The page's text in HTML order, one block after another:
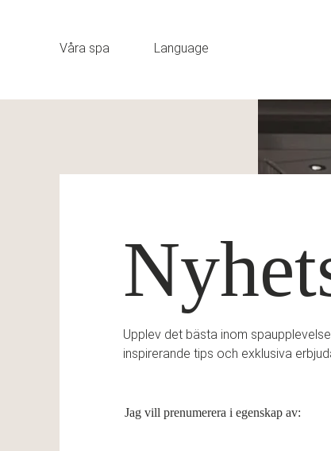
Våra spa Language
Upplev det bästa inom
inspirerande tips och exklusiva
Jag vill prenumerera i egenskap av: